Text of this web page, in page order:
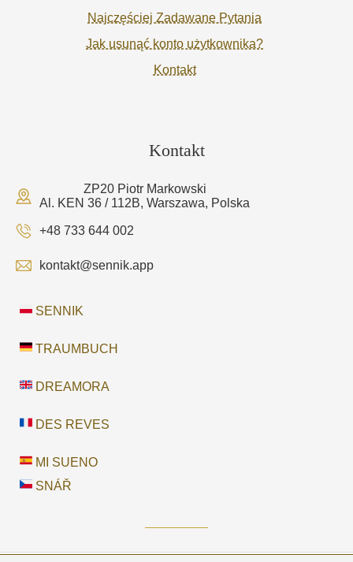
Najczęściej Zadawane Pytania
Jak usunąć konto użytkownika?
Kontakt
Kontakt
ZP20 Piotr Markowski
Al. KEN 36 / 112B, Warszawa, Polska
+48 733 644 002
kontakt@sennik.app
SENNIK
TRAUMBUCH
DREAMORA
DES REVES
MI SUENO
SNÁŘ